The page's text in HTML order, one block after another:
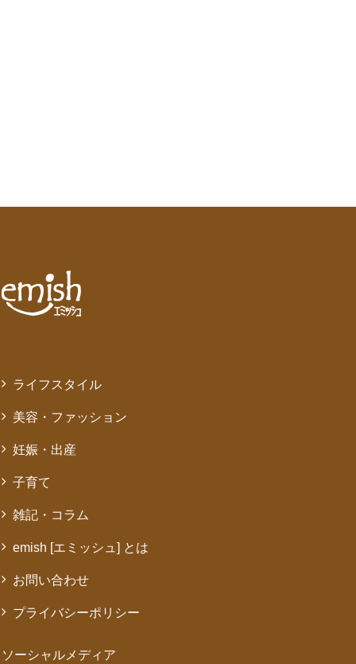
ライフスタイル
美容・ファッション
妊娠・出産
子育て
雑記・コラム
emish [エミッシュ] とは
お問い合わせ
プライバシーポリシー
ソーシャルメディア